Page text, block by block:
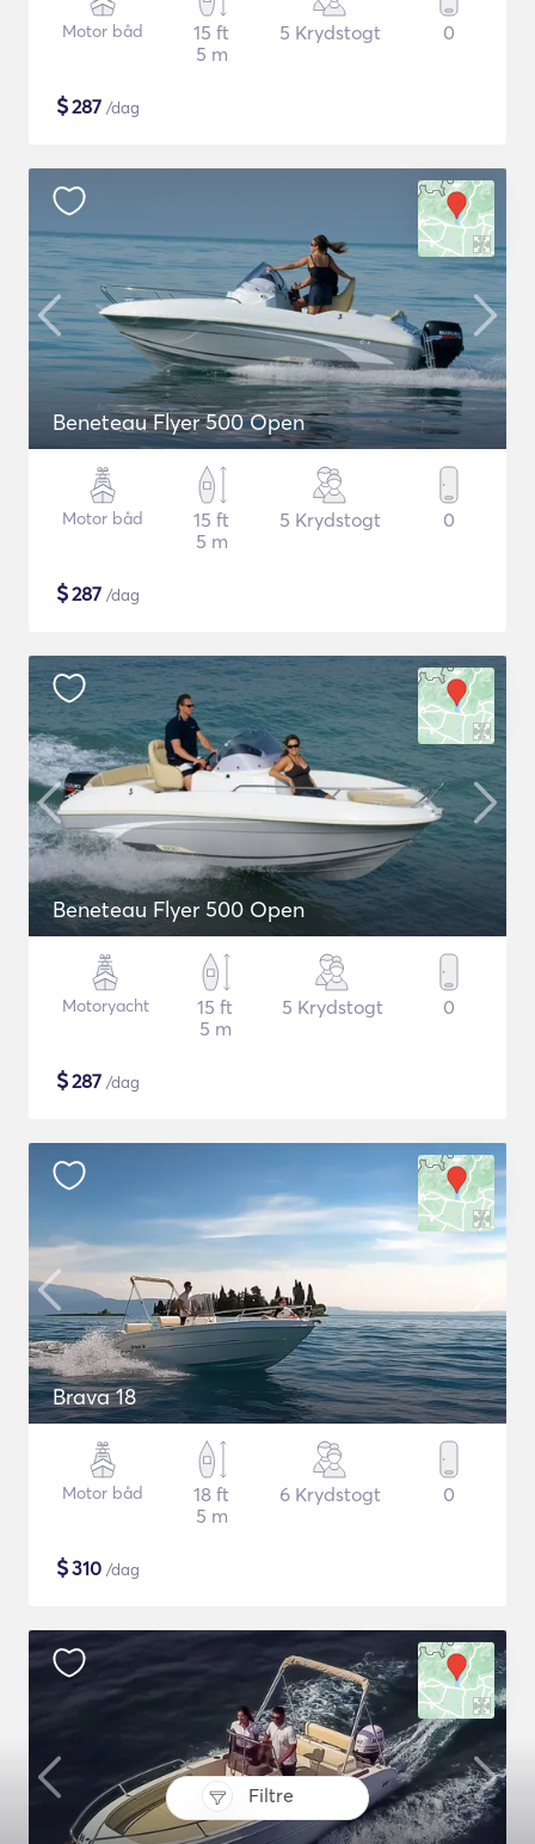
Filtre
Motor båd
15 ft
5 m
5 Krydstogt 0
$287 /dag
Beneteau Flyer 500 Open
Motor båd
15 ft
5 m
5 Krydstogt 0
$287 /dag
Beneteau Flyer 500 Open
Motoryacht
15 ft
5 m
5 Krydstogt 0
$287 /dag
Brava 18
Motor båd
18 ft
5 m
6 Krydstogt 0
$310 /dag